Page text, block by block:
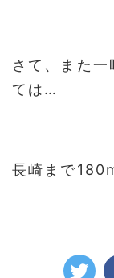
さて、また一
ては…
長崎まで